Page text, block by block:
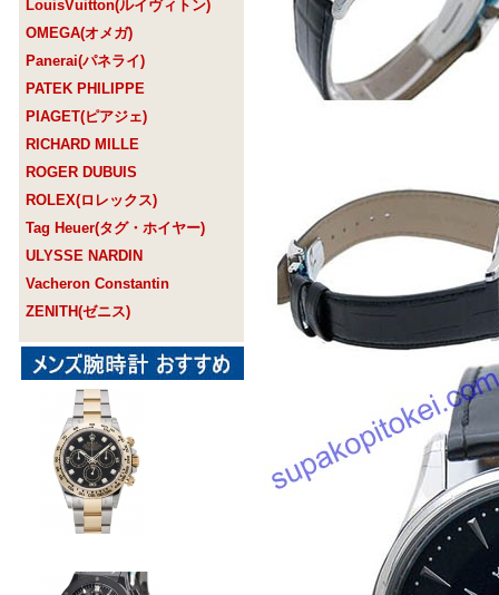
LouisVuitton(ルイヴィトン)
OMEGA(オメガ)
Panerai(パネライ)
PATEK PHILIPPE
PIAGET(ピアジェ)
RICHARD MILLE
ROGER DUBUIS
ROLEX(ロレックス)
Tag Heuer(タグ・ホイヤー)
ULYSSE NARDIN
Vacheron Constantin
ZENITH(ゼニス)